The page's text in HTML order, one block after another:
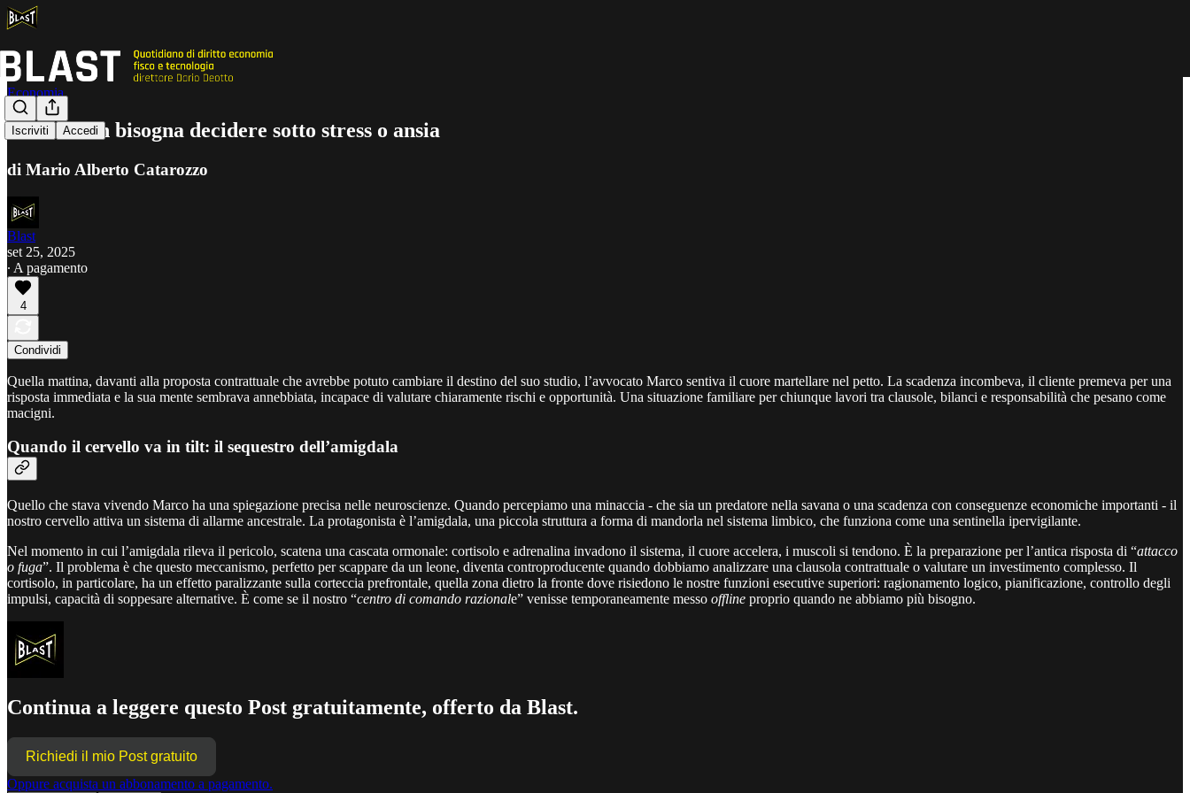
Iscriviti Accedi
Economia
Perché non bisogna decidere sotto stress o ansia
di Mario Alberto Catarozzo
Blast
set 25, 2025
∙ A pagamento
4
Condividi
Quella mattina, davanti alla proposta contrattuale che avrebbe potuto cambiare il destino del suo studio, l’avvocato Marco sentiva il cuore martellare nel petto. La scadenza incombeva, il cliente premeva per una
risposta immediata e la sua mente sembrava annebbiata, incapace di valutare chiaramente rischi e opportunità. Una situazione familiare per chiunque lavori tra clausole, bilanci e responsabilità che pesano come
macigni.
Quando il cervello va in tilt: il sequestro dell’amigdala
Quello che stava vivendo Marco ha una spiegazione precisa nelle neuroscienze. Quando percepiamo una minaccia - che sia un predatore nella savana o una scadenza con conseguenze economiche importanti - il
nostro cervello attiva un sistema di allarme ancestrale. La protagonista è l’amigdala, una piccola struttura a forma di mandorla nel sistema limbico, che funziona come una sentinella ipervigilante.
Nel momento in cui l’amigdala rileva il pericolo, scatena una cascata ormonale: cortisolo e adrenalina invadono il sistema, il cuore accelera, i muscoli si tendono. È la preparazione per l’antica risposta di “attacco
o fuga”. Il problema è che questo meccanismo, perfetto per scappare da un leone, diventa controproducente quando dobbiamo analizzare una clausola contrattuale o valutare un investimento complesso. Il
cortisolo, in particolare, ha un effetto paralizzante sulla corteccia prefrontale, quella zona dietro la fronte dove risiedono le nostre funzioni esecutive superiori: ragionamento logico, pianificazione, controllo degli
impulsi, capacità di soppesare alternative. È come se il nostro “centro di comando razionale” venisse temporaneamente messo offline proprio quando ne abbiamo più bisogno.
Continua a leggere questo Post gratuitamente, offerto da Blast.
Richiedi il mio Post gratuito
Oppure acquista un abbonamento a pagamento.